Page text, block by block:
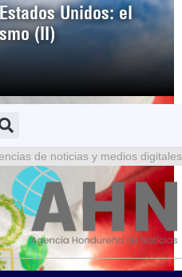
Unidos: el
(II)
de noticias y medios digitales